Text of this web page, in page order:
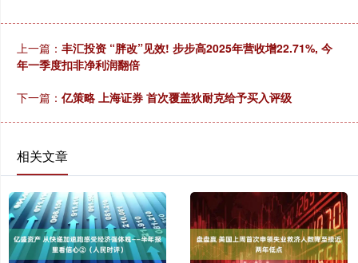
上一篇： 丰汇投资 “胖改”见效! 步步高2025年营收增22.71%, 今
年一季度扣非净利润翻倍
下一篇： 亿策略 上海证券 首次覆盖狄耐克给予买入评级
相关文章